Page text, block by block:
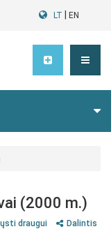
LT EN
(2000 m.)
draugui Dalintis